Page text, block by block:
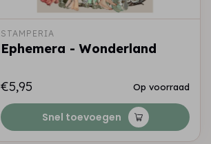
STAMPERIA
Ephemera - Wonderland
€5,95 Op voorraad
Snel toevoegen